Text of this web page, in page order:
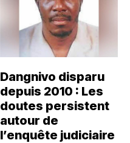
Dangnivo disparu
depuis 2010 : Les
doutes persistent
autour de
l’enquête judiciaire